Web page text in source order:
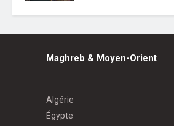
Maghreb & Moyen-Orient
Algérie
Égypte